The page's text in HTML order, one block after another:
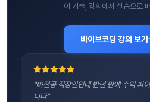
이 기술, 강의에서 실습으로
바이브코딩 강의 보기
"비전공 직장인인데 반년 만에 수익 파
니다"